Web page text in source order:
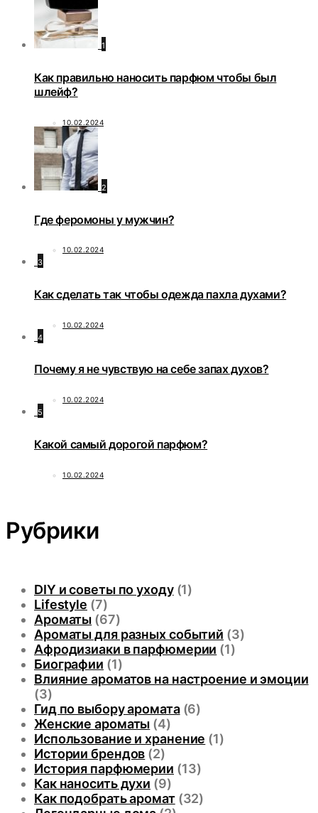
1
Как правильно наносить парфюм чтобы был
шлейф?
10.02.2024
2
Где феромоны у мужчин?
10.02.2024
3
Как сделать так чтобы одежда пахла духами?
10.02.2024
4
Почему я не чувствую на себе запах духов?
10.02.2024
5
Какой самый дорогой парфюм?
10.02.2024
Рубрики
DIY и советы по уходу(1)
Lifestyle (7)
Ароматы (67)
Ароматы для разных событий (3)
Афродизиаки в парфюмерии (1)
Биографии (1)
Влияние ароматов на настроение и эмоции
(3)
Гид по выбору аромата(6)
Женские ароматы (4)
Использование и хранение (1)
Истории брендов (2)
История парфюмерии (13)
Как наносить духи (9)
Как подобрать аромат(32)